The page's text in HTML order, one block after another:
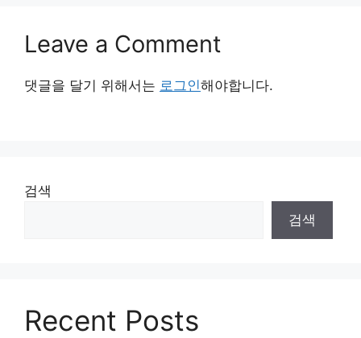
Leave a Comment
댓글을 달기 위해서는 로그인해야합니다.
검색
검색
Recent Posts